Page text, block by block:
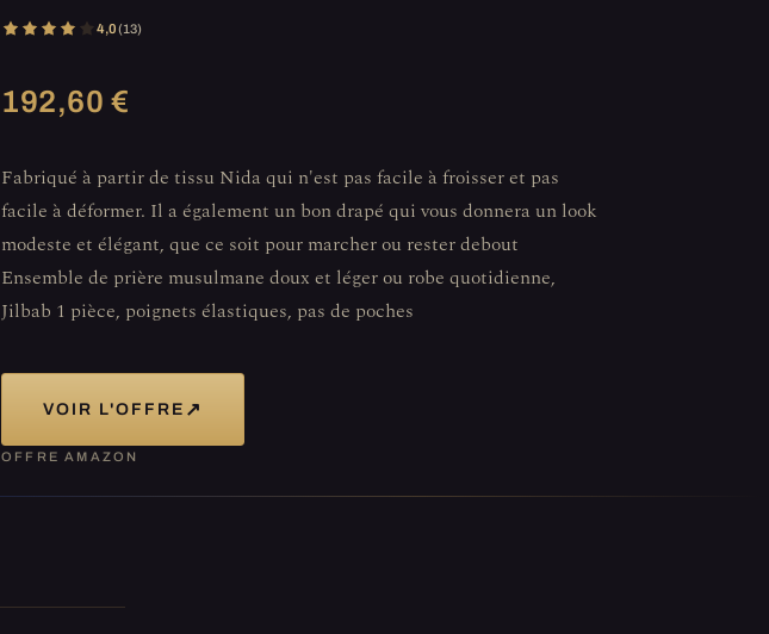
4,0(13)
192,60 €
Fabriqué à partir de tissu Nida qui n'est pas facile à froisser et pas
facile à déformer. Il a également un bon drapé qui vous donnera un look
modeste et élégant, que ce soit pour marcher ou rester debout
Ensemble de prière musulmane doux et léger ou robe quotidienne,
Jilbab 1 pièce, poignets élastiques, pas de poches
VOIR L'OFFRE ↗
OFFRE AMAZON